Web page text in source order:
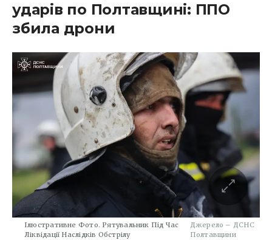
ударів по Полтавщині: ППО
збила дрони
Ілюстративне Фото. Рятувальник Під Час
Ліквідації Наслідків Обстрілу
Джерело – ДСНС
Полтавщини